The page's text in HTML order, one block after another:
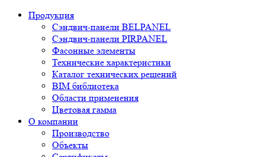
Продукция
Сэндвич-панели BELPANEL
Сэндвич-панели PIRPANEL
Фасонные элементы
Технические характеристики
Каталог технических решений
BIM библиотека
Области применения
Цветовая гамма
О компании
Производство
Объекты